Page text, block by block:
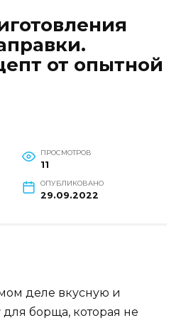
от опытной
ПРОСМОТРОВ
11
ОПУБЛИКОВАНО
29.09.2022
деле вкусную и
борща, которая не